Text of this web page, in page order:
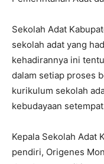
Sekolah Adat
sekolah adat yang
kehadirannya ini
dalam setiap proses
kurikulum sekolah
kebudayaan
Kepala Sekolah Adat
pendiri, Origenes